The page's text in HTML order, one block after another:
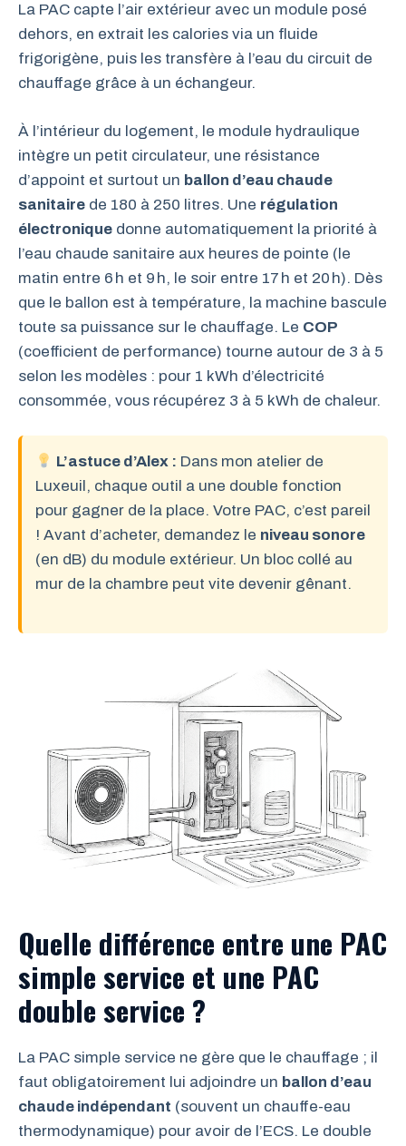
La PAC capte l’air extérieur avec un module posé
dehors, en extrait les calories via un fluide
frigorigène, puis les transfère à l’eau du circuit de
chauffage grâce à un échangeur.
À l’intérieur du logement, le module hydraulique
intègre un petit circulateur, une résistance
d’appoint et surtout un ballon d’eau chaude
sanitaire de 180 à 250 litres. Une régulation
électronique donne automatiquement la priorité à
l’eau chaude sanitaire aux heures de pointe (le
matin entre 6 h et 9 h, le soir entre 17 h et 20 h). Dès
que le ballon est à température, la machine bascule
toute sa puissance sur le chauffage. Le COP
(coefficient de performance) tourne autour de 3 à 5
selon les modèles : pour 1 kWh d’électricité
consommée, vous récupérez 3 à 5 kWh de chaleur.
L’astuce d’Alex : Dans mon atelier de
Luxeuil, chaque outil a une double fonction
pour gagner de la place. Votre PAC, c’est pareil
! Avant d’acheter, demandez le niveau sonore
(en dB) du module extérieur. Un bloc collé au
mur de la chambre peut vite devenir gênant.
Quelle différence entre une PAC
simple service et une PAC
double service ?
La PAC simple service ne gère que le chauffage ; il
faut obligatoirement lui adjoindre un ballon d’eau
chaude indépendant (souvent un chauffe-eau
thermodynamique) pour avoir de l’ECS. Le double